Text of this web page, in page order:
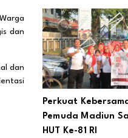
dan
dan
Perkuat
Pemuda Madiun
HUT Ke-81 RI